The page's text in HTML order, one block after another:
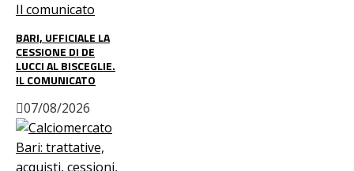
BARI, UFFICIALE LA
CESSIONE DI DE
LUCCI AL BISCEGLIE.
IL COMUNICATO
07/08/2026